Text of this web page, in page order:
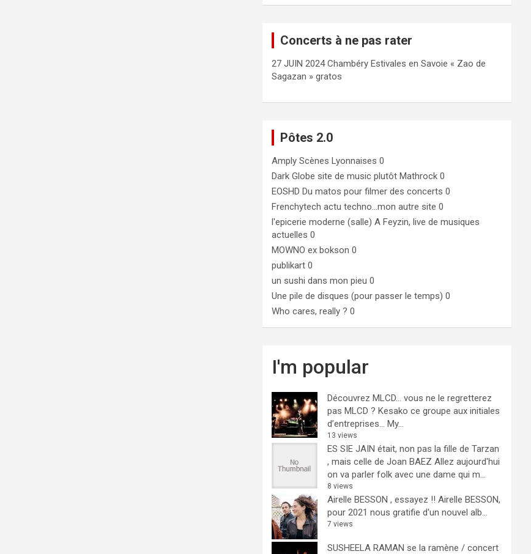
haut/bas
le
Concerts à ne pas rater
27 JUIN 2024 Chambéry Estivales en Savoie « Zao de
Sagazan » gratos
Pôtes 2.0
Amply Scènes Lyonnaises 0
Dark Globe site de music plutôt Mathrock 0
EOSHD Du matos pour filmer des concerts 0
Frenchytech actu techno…mon autre site 0
l'epicerie moderne (salle) A Feyzin, live de musiques
actuelles 0
MOWNO ex bokson 0
publikart 0
un sushi dans mon pieu 0
Une pile de disques (pour passer le temps) 0
Who cares, really ? 0
I'm popular
Découvrez MLCD… vous ne le regretterez
pas MLCD ? Kesako ce groupe aux initiales
d’entreprises… My...
13 views
ES SIE JAIN était, non pas la fille de Tarzan
, mais celle de Joan BAEZ Allez aujourd'hui
on va parler folk avec une dame qui m...
8 views
Airelle BESSON , essayez !! Airelle BESSON,
pour 2021 nous gratifie d'un nouvel alb...
7 views
SUSHEELA RAMAN se la ramène / concert